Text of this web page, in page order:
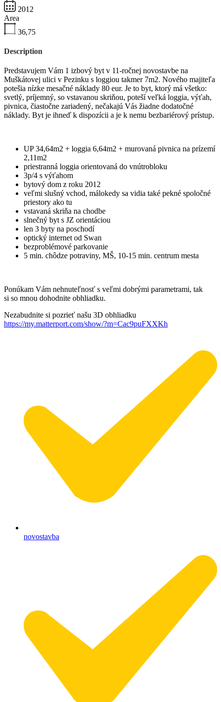
2012
Area
36,75
Description
Predstavujem Vám 1 izbový byt v 11-ročnej novostavbe na
Muškátovej ulici v Pezinku s loggiou takmer 7m2. Nového majiteľa
potešia nízke mesačné náklady 80 eur. Je to byt, ktorý má všetko:
svetlý, príjemný, so vstavanou skriňou, poteší veľká loggia, výťah,
pivnica, čiastočne zariadený, nečakajú Vás žiadne dodatočné
náklady. Byt je ihneď k dispozícii a je k nemu bezbariérový prístup.
UP 34,64m2 + loggia 6,64m2 + murovaná pivnica na prízemí
2,11m2
priestranná loggia orientovaná do vnútrobloku
3p/4 s výťahom
bytový dom z roku 2012
veľmi slušný vchod, málokedy sa vidia také pekné spoločné
priestory ako tu
vstavaná skriňa na chodbe
slnečný byt s JZ orientáciou
len 3 byty na poschodí
optický internet od Swan
bezproblémové parkovanie
5 min. chôdze potraviny, MŠ, 10-15 min. centrum mesta
Ponúkam Vám nehnuteľnosť s veľmi dobrými parametrami, tak
si so mnou dohodnite obhliadku.
Nezabudnite si pozrieť našu 3D obhliadku
https://my.matterport.com/show/?m=Cac9puFXXKh
novostavba